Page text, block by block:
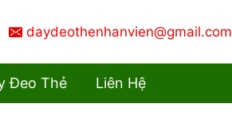
daydeothenhanvien@gmail.com
Đeo Thẻ Liên Hệ